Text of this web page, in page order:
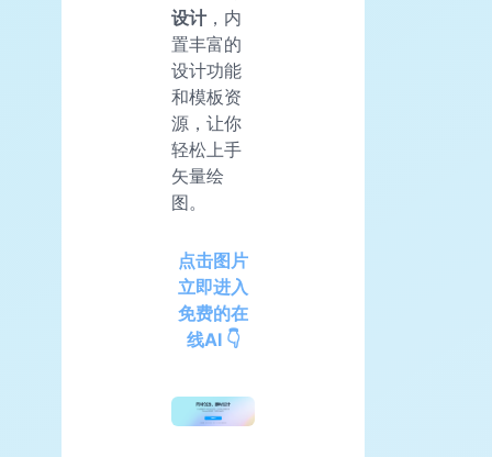
设计，内
置丰富的
设计功能
和模板资
源，让你
轻松上手
矢量绘
图。
点击图片
立即进入
免费的在
线AI 👇